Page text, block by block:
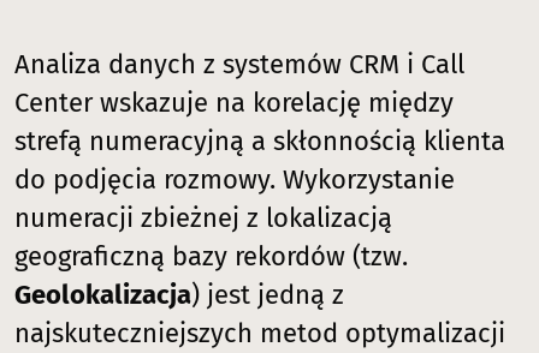
Analiza danych z systemów CRM i Call
Center wskazuje na korelację między
strefą numeracyjną a skłonnością klienta
do podjęcia rozmowy. Wykorzystanie
numeracji zbieżnej z lokalizacją
geograficzną bazy rekordów (tzw.
Geolokalizacja) jest jedną z
najskuteczniejszych metod optymalizacji